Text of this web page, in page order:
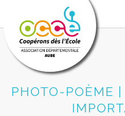
L'OCCE
PHOTO-POÈME